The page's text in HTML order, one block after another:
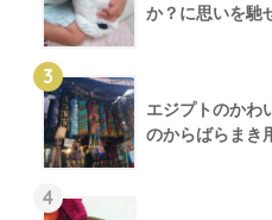
か？に思いを馳
3
エジプトのかわ
のからばらまき
4